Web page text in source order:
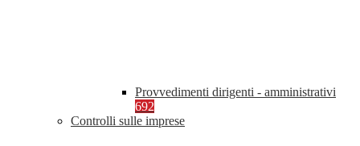
Provvedimenti dirigenti - amministrativi
692
Controlli sulle imprese